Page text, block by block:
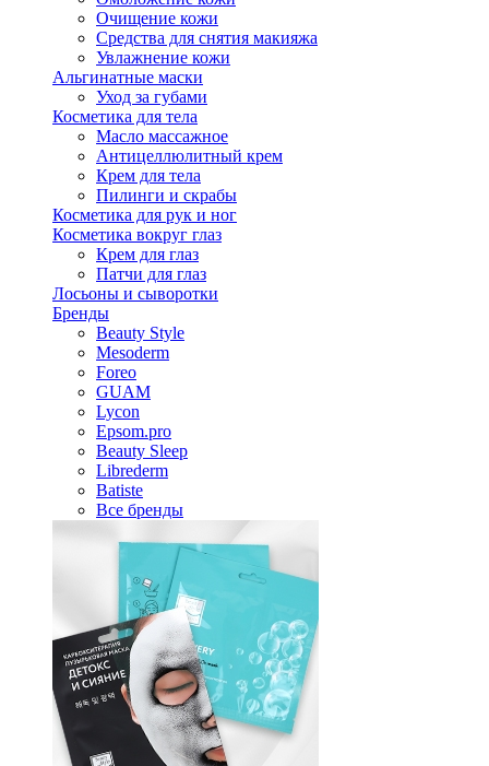
Очищение кожи
Средства для снятия макияжа
Увлажнение кожи
Альгинатные маски
Уход за губами
Косметика для тела
Масло массажное
Антицеллюлитный крем
Крем для тела
Пилинги и скрабы
Косметика для рук и ног
Косметика вокруг глаз
Крем для глаз
Патчи для глаз
Лосьоны и сыворотки
Бренды
Beauty Style
Mesoderm
Foreo
GUAM
Lycon
Epsom.pro
Beauty Sleep
Librederm
Batiste
Все бренды